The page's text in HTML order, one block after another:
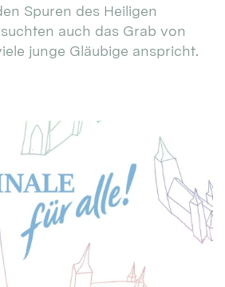
Spuren des Heiligen
auch das Grab von
junge Gläubige anspricht.